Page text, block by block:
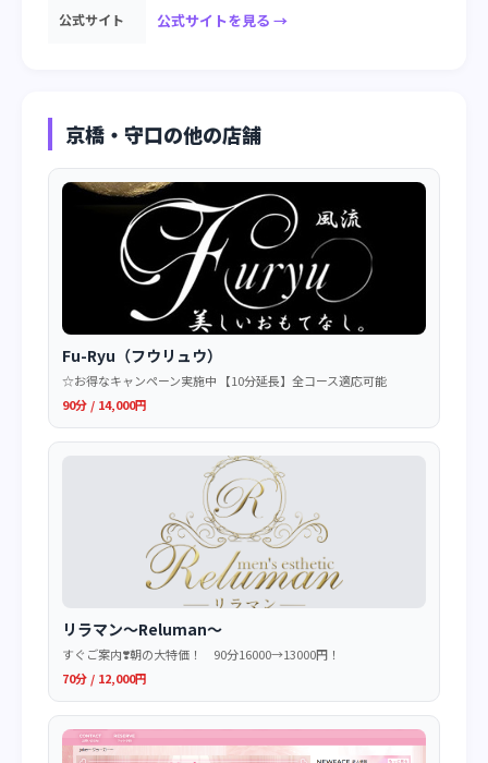
公式サイト 公式サイトを見る →
京橋・守口の他の店舗
Fu-Ryu（フウリュウ）
☆お得なキャンペーン実施中 【10分延長】全コース適応可能
90分 / 14,000円
リラマン～Reluman～
すぐご案内❣️朝の大特価！ 90分16000→13000円！
70分 / 12,000円